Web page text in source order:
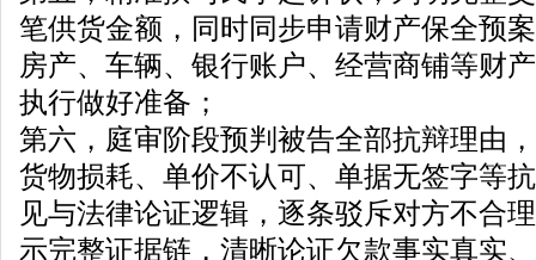
笔供货金额，同时同步申请财产保全预
房产、车辆、银行账户、经营商铺等财
执行做好准备；
第六，庭审阶段预判被告全部抗辩理由
货物损耗、单价不认可、单据无签字等
见与法律论证逻辑，逐条驳斥对方不合
示完整证据链，清晰论证欠款事实真实